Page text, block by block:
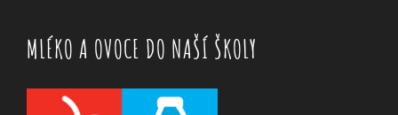
MLÉKO A OVOCE DO NAŠÍ ŠKOLY